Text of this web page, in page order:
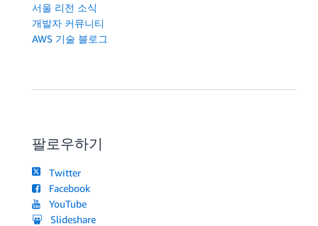
서울 리전 소식
개발자 커뮤니티
AWS 기술 블로그
팔로우하기
Twitter
Facebook
YouTube
Slideshare